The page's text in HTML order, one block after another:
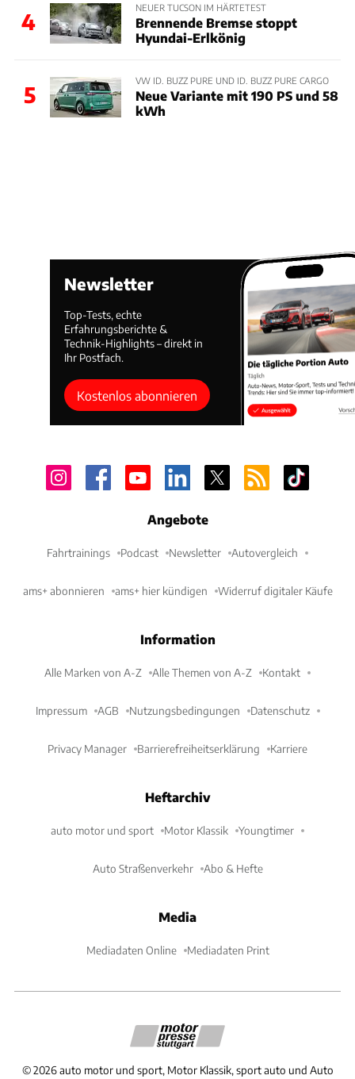
4
NEUER TUCSON IM HÄRTETEST
Brennende Bremse stoppt
Hyundai-Erlkönig
5
VW ID. BUZZ PURE UND ID. BUZZ PURE CARGO
Neue Variante mit 190 PS und 58
kWh
Newsletter
Top-Tests, echte
Erfahrungsberichte &
Technik-Highlights – direkt in
Ihr Postfach.
Kostenlos abonnieren
Angebote
Fahrtrainings Podcast Newsletter Autovergleich
ams+ abonnieren ams+ hier kündigen Widerruf digitaler Käufe
Information
Alle Marken von A-Z Alle Themen von A-Z Kontakt
Impressum AGB Nutzungsbedingungen Datenschutz
Privacy Manager Barrierefreiheitserklärung Karriere
Heftarchiv
auto motor und sport Motor Klassik Youngtimer
Auto Straßenverkehr Abo & Hefte
Media
Mediadaten Online Mediadaten Print
©2026 auto motor und sport, Motor Klassik, sport auto und Auto